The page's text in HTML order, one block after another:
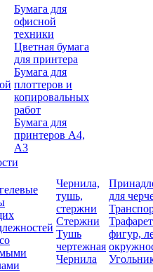
Бумага для
офисной
техники
Цветная бумага
для принтера
Бумага для
плоттеров и
копировальных
работ
Бумага для
принтеров А4,
А3
Чернила,
тушь,
стержни
Стержни
Тушь
чертежная
Чернила
для
фигур,